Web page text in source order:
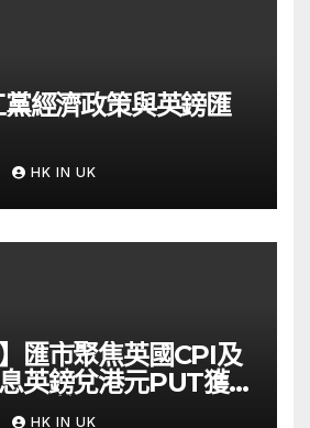
經濟政策與英鎊匯
HK IN UK
】匯市聚焦英國CPI及
英鎊兌港元PUT獲資
財經
HK IN UK